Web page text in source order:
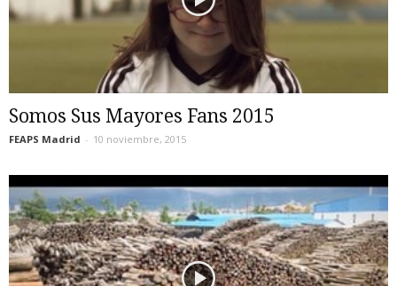
Somos Sus Mayores Fans 2015
FEAPS Madrid - 10 noviembre, 2015